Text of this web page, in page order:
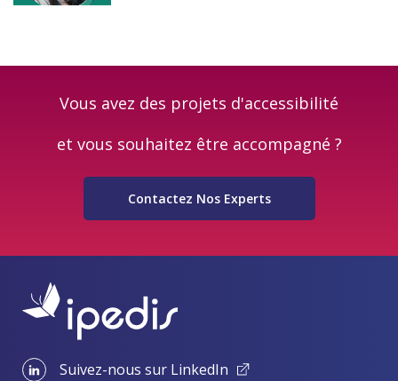
Vous avez des projets d'accessibilité
et vous souhaitez être accompagné ?
Contactez Nos Experts
Suivez-nous sur LinkedIn